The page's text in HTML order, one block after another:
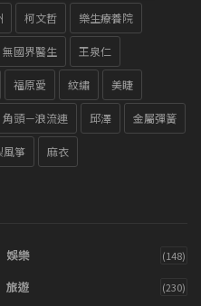
柯文哲 樂生療養院
無國界醫生 王泉仁
福原愛 紋繡 美睫
角頭－浪流連 邱澤 金屬彈簧
風箏 麻衣
娛樂 (148)
旅遊 (230)